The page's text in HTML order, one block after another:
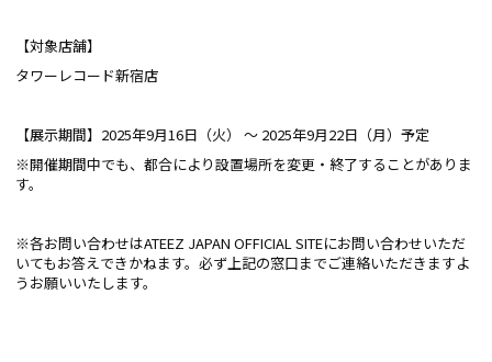
【対象店舗】
タワーレコード新宿店
【展示期間】2025年9月16日（火） ～ 2025年9月22日（月）予定
※開催期間中でも、都合により設置場所を変更・終了することがありま
す。
※各お問い合わせはATEEZ JAPAN OFFICIAL SITEにお問い合わせいただ
いてもお答えできかねます。必ず上記の窓口までご連絡いただきますよ
うお願いいたします。